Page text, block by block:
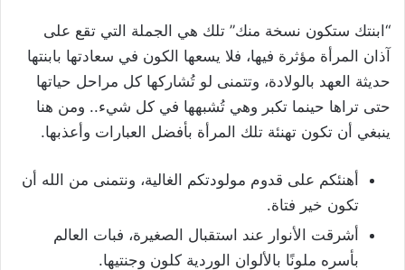
“ابنتك ستكون نسخة منك” تلك هي الجملة التي تقع على
آذان المرأة مؤثرة فيها، فلا يسعها الكون في سعادتها بابنتها
حديثة العهد بالولادة، وتتمنى لو تُشاركها كل مراحل حياتها
حتى تراها حينما تكبر وهي تُشبهها في كل شيء.. ومن هنا
ينبغي أن تكون تهنئة تلك المرأة بأفضل العبارات وأعذبها.
أهنئكم على قدوم مولودتكم الغالية، ونتمنى من الله أن
تكون خير فتاة.
أشرقت الأنوار عند استقبال الصغيرة، فبات العالم
بأسره ملونًا بالألوان الوردية كلون وجنتيها.